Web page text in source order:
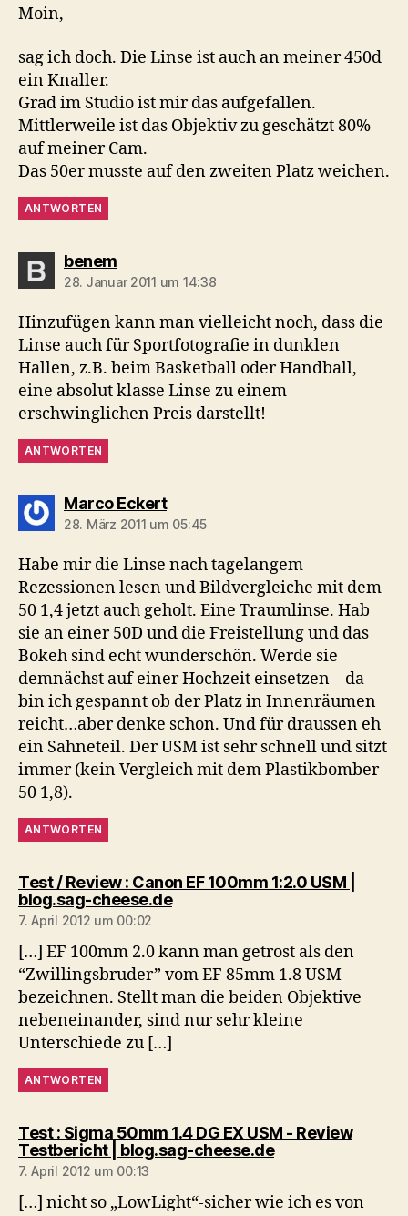
Moin,
sag ich doch. Die Linse ist auch an meiner 450d
ein Knaller.
Grad im Studio ist mir das aufgefallen.
Mittlerweile ist das Objektiv zu geschätzt 80%
auf meiner Cam.
Das 50er musste auf den zweiten Platz weichen.
ANTWORTEN
benemsagt:
28. Januar 2011 um 14:38
Hinzufügen kann man vielleicht noch, dass die
Linse auch für Sportfotografie in dunklen
Hallen, z.B. beim Basketball oder Handball,
eine absolut klasse Linse zu einem
erschwinglichen Preis darstellt!
ANTWORTEN
Marco Eckertsagt:
28. März 2011 um 05:45
Habe mir die Linse nach tagelangem
Rezessionen lesen und Bildvergleiche mit dem
50 1,4 jetzt auch geholt. Eine Traumlinse. Hab
sie an einer 50D und die Freistellung und das
Bokeh sind echt wunderschön. Werde sie
demnächst auf einer Hochzeit einsetzen – da
bin ich gespannt ob der Platz in Innenräumen
reicht…aber denke schon. Und für draussen eh
ein Sahneteil. Der USM ist sehr schnell und sitzt
immer (kein Vergleich mit dem Plastikbomber
50 1,8).
ANTWORTEN
Test / Review : Canon EF 100mm 1:2.0 USM |
blog.sag-cheese.desagt:
7. April 2012 um 00:02
[…] EF 100mm 2.0 kann man getrost als den
“Zwillingsbruder” vom EF 85mm 1.8 USM
bezeichnen. Stellt man die beiden Objektive
nebeneinander, sind nur sehr kleine
Unterschiede zu […]
ANTWORTEN
Test : Sigma 50mm 1.4 DG EX USM - Review
Testbericht | blog.sag-cheese.desagt:
7. April 2012 um 00:13
[…] nicht so „LowLight“-sicher wie ich es von